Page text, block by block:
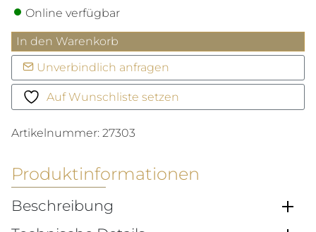
Online verfügbar
Trauring
Classics
Menge
In den Warenkorb
Unverbindlich anfragen
Auf Wunschliste setzen
Artikelnummer: 27303
Produktinformationen
Beschreibung